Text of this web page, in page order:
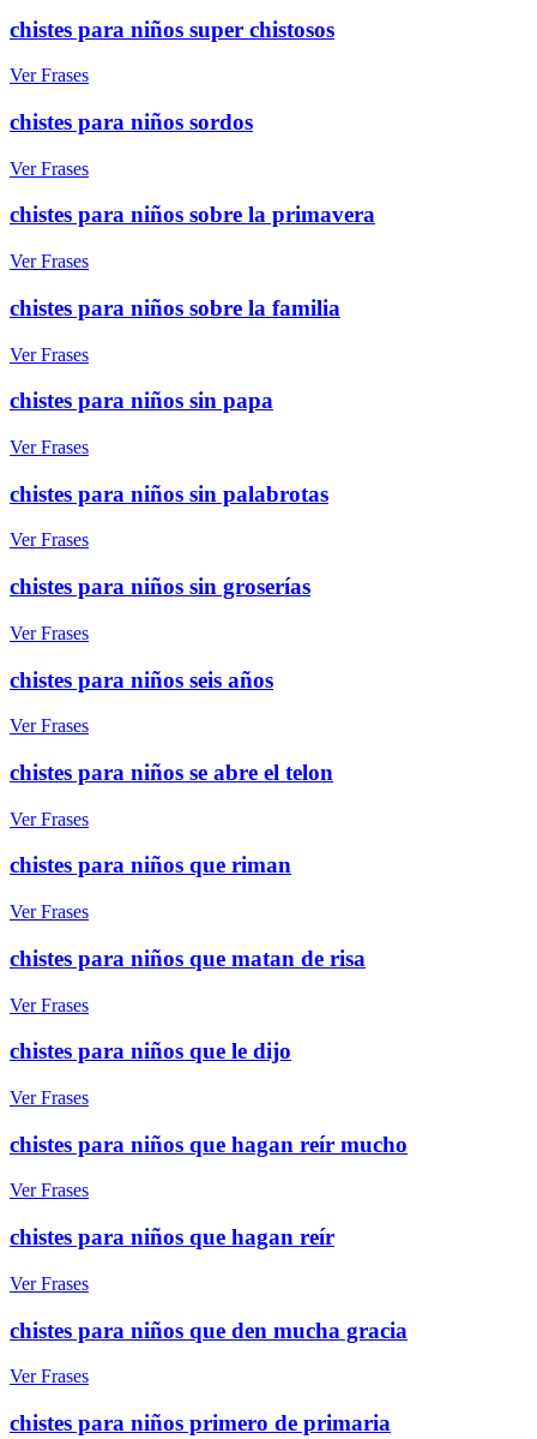
chistes para niños super chistosos
Ver Frases
chistes para niños sordos
Ver Frases
chistes para niños sobre la primavera
Ver Frases
chistes para niños sobre la familia
Ver Frases
chistes para niños sin papa
Ver Frases
chistes para niños sin palabrotas
Ver Frases
chistes para niños sin groserías
Ver Frases
chistes para niños seis años
Ver Frases
chistes para niños se abre el telon
Ver Frases
chistes para niños que riman
Ver Frases
chistes para niños que matan de risa
Ver Frases
chistes para niños que le dijo
Ver Frases
chistes para niños que hagan reír mucho
Ver Frases
chistes para niños que hagan reír
Ver Frases
chistes para niños que den mucha gracia
Ver Frases
chistes para niños primero de primaria